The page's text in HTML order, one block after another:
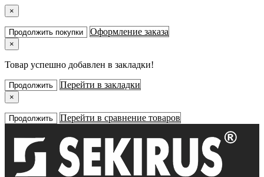
×
Продолжить покупки Оформление заказа
×
Товар успешно добавлен в закладки!
Продолжить Перейти в закладки
×
Продолжить Перейти в сравнение товаров